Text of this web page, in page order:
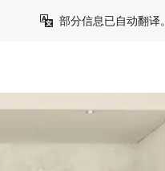
部分信息已自动翻译。